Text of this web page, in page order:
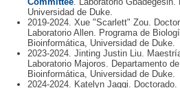
Universidad de Duke.
2019-2024. Xue "Scarlett" Zou.
Laboratorio Allen. Programa de
Bioinformática, Universidad de Duke.
2023-2024. Jinting Justin Liu.
Laboratorio Majoros. Departamento
Bioinformática, Universidad de Duke.
2024-2024. Katelyn Jaggi. Doctorado.